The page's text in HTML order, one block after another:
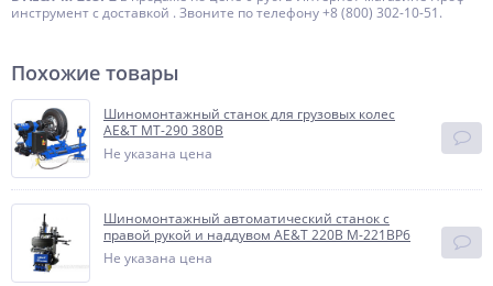
инструмент с доставкой . Звоните по телефону +8 (800) 302-10-51.
Похожие товары
Шиномонтажный станок для грузовых колес
AE&T MT-290 380В
Не указана цена
Шиномонтажный автоматический станок с
правой рукой и наддувом AE&T 220В M-221BP6
Не указана цена